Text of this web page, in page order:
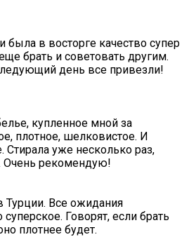
была в восторге качество супер
брать и советовать другим.
день все привезли!
купленное мной за
плотное, шелковистое. И
Стирала уже несколько раз,
Очень рекомендую!
Турции. Все ожидания
Говорят, если брать
плотнее будет.